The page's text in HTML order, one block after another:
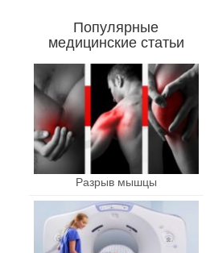
Популярные
медицинские статьи
Разрыв мышцы